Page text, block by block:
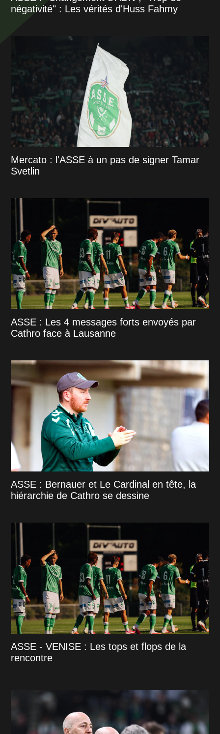
négativité" : Les vérités d'Huss Fahmy
Mercato : l'ASSE à un pas de signer Tamar
Svetlin
ASSE : Les 4 messages forts envoyés par
Cathro face à Lausanne
ASSE : Bernauer et Le Cardinal en tête, la
hiérarchie de Cathro se dessine
ASSE - VENISE : Les tops et flops de la
rencontre